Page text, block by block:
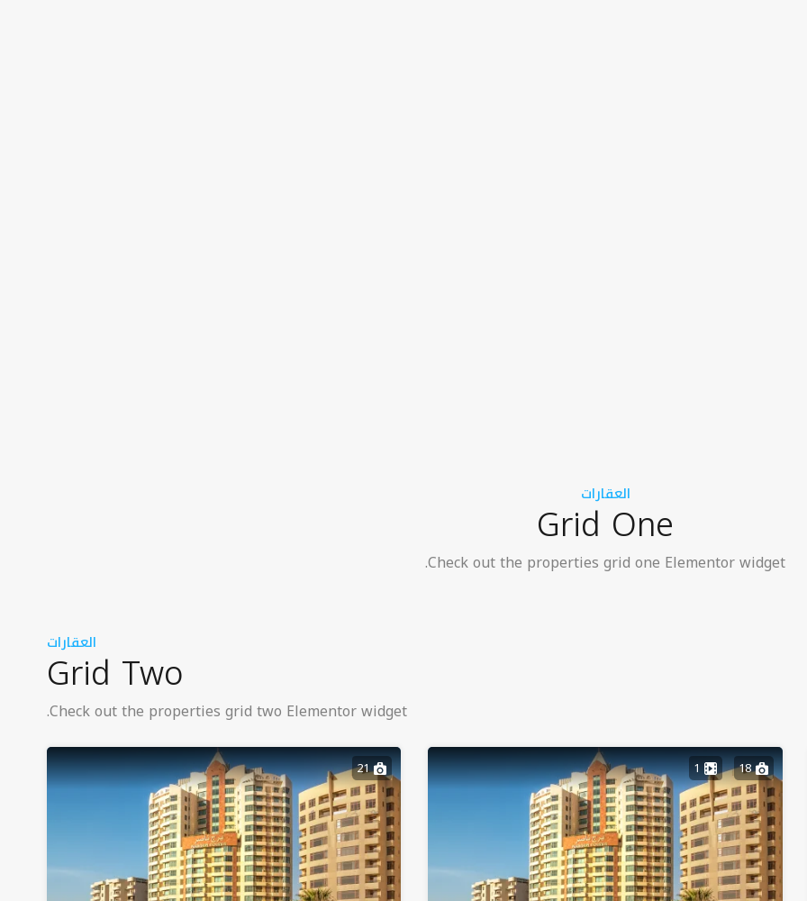
العقارات
Grid One
Check out the properties grid one Elementor widget.
العقارات
Grid Two
Check out the properties grid two Elementor widget.
18
1
21